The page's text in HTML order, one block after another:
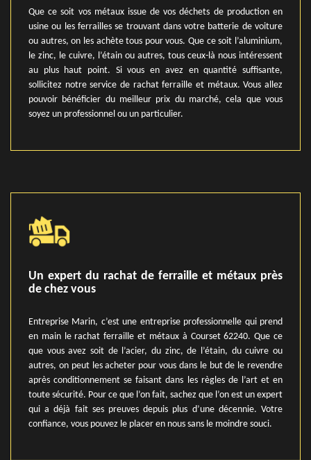
Que ce soit vos métaux issue de vos déchets de production en
usine ou les ferrailles se trouvant dans votre batterie de voiture
ou autres, on les achète tous pour vous. Que ce soit l’aluminium,
le zinc, le cuivre, l’étain ou autres, tous ceux-là nous intéressent
au plus haut point. Si vous en avez en quantité suffisante,
sollicitez notre service de rachat ferraille et métaux. Vous allez
pouvoir bénéficier du meilleur prix du marché, cela que vous
soyez un professionnel ou un particulier.
Un expert du rachat de ferraille et métaux près
de chez vous
Entreprise Marin, c’est une entreprise professionnelle qui prend
en main le rachat ferraille et métaux à Courset 62240. Que ce
que vous avez soit de l’acier, du zinc, de l’étain, du cuivre ou
autres, on peut les acheter pour vous dans le but de le revendre
après conditionnement se faisant dans les règles de l’art et en
toute sécurité. Pour ce que l’on fait, sachez que l’on est un expert
qui a déjà fait ses preuves depuis plus d’une décennie. Votre
confiance, vous pouvez le placer en nous sans le moindre souci.